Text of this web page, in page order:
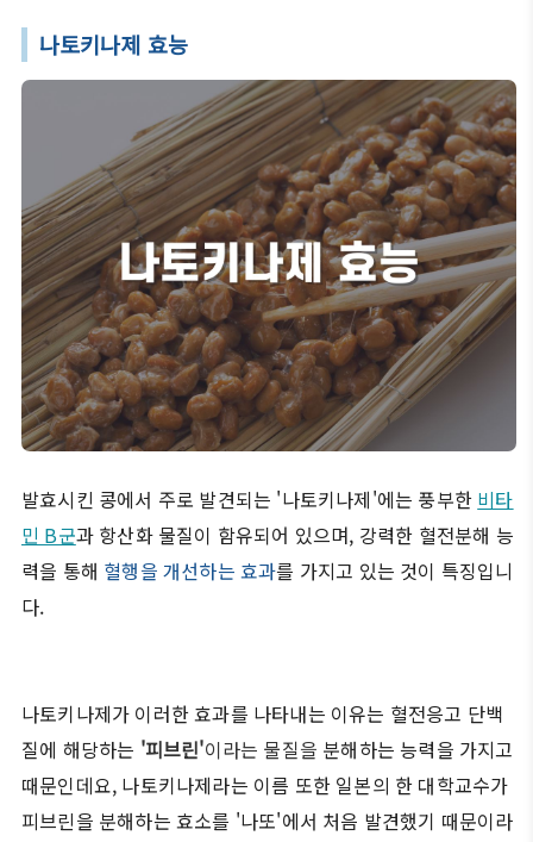
나토키나제 효능
발효시킨 콩에서 주로 발견되는 '나토키나제'에는 풍부한 비타
민 B군과 항산화 물질이 함유되어 있으며, 강력한 혈전분해 능
력을 통해 혈행을 개선하는 효과를 가지고 있는 것이 특징입니
다.
나토키나제가 이러한 효과를 나타내는 이유는 혈전응고 단백
질에 해당하는 '피브린'이라는 물질을 분해하는 능력을 가지고
때문인데요, 나토키나제라는 이름 또한 일본의 한 대학교수가
피브린을 분해하는 효소를 '나또'에서 처음 발견했기 때문이라